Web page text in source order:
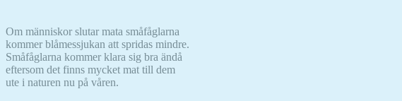
Om människor slutar mata småfåglarna
kommer blåmessjukan att spridas mindre.
Småfåglarna kommer klara sig bra ändå
eftersom det finns mycket mat till dem
ute i naturen nu på våren.